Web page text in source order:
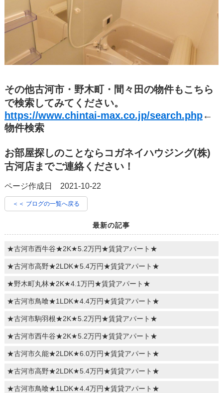
その他古河市・野木町・間々田の物件もこちら
で検索してみてください。
https://www.chintai-max.co.jp/search.php←
物件検索
お部屋探しのことならコガネイハウジング(株)
古河店までご連絡ください！
ページ作成日 2021-10-22
＜＜ ブログの一覧へ戻る
最新の記事
★古河市西牛谷★2K★5.2万円★賃貸アパート★
★古河市高野★2LDK★5.4万円★賃貸アパート★
★野木町丸林★2K★4.1万円★賃貸アパート★
★古河市鳥喰★1LDK★4.4万円★賃貸アパート★
★古河市駒羽根★2K★5.2万円★賃貸アパート★
★古河市西牛谷★2K★5.2万円★賃貸アパート★
★古河市久能★2LDK★6.0万円★賃貸アパート★
★古河市高野★2LDK★5.4万円★賃貸アパート★
★古河市鳥喰★1LDK★4.4万円★賃貸アパート★